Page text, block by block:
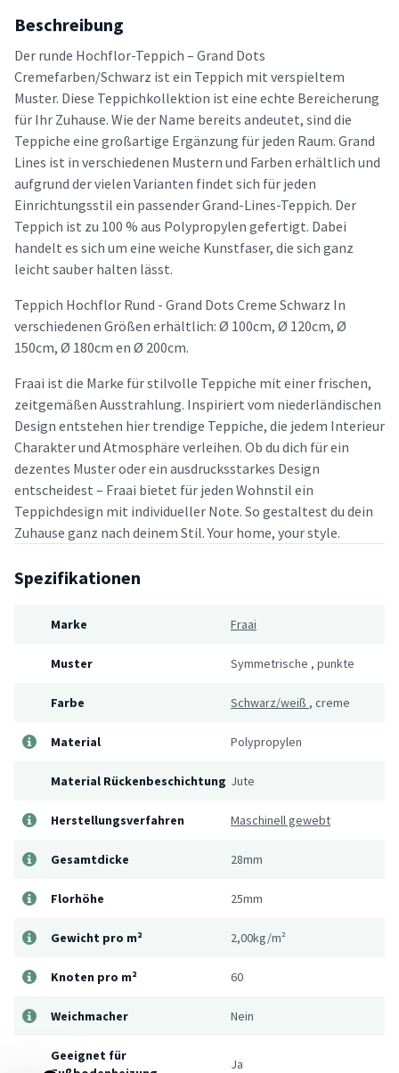
Beschreibung
Der runde Hochflor-Teppich – Grand Dots
Cremefarben/Schwarz ist ein Teppich mit verspieltem
Muster. Diese Teppichkollektion ist eine echte Bereicherung
für Ihr Zuhause. Wie der Name bereits andeutet, sind die
Teppiche eine großartige Ergänzung für jeden Raum. Grand
Lines ist in verschiedenen Mustern und Farben erhältlich und
aufgrund der vielen Varianten findet sich für jeden
Einrichtungsstil ein passender Grand-Lines-Teppich. Der
Teppich ist zu 100 % aus Polypropylen gefertigt. Dabei
handelt es sich um eine weiche Kunstfaser, die sich ganz
leicht sauber halten lässt.
Teppich Hochflor Rund - Grand Dots Creme Schwarz In
verschiedenen Größen erhältlich: Ø 100cm, Ø 120cm, Ø
150cm, Ø 180cm en Ø 200cm.
Fraai ist die Marke für stilvolle Teppiche mit einer frischen,
zeitgemäßen Ausstrahlung. Inspiriert vom niederländischen
Design entstehen hier trendige Teppiche, die jedem Interieur
Charakter und Atmosphäre verleihen. Ob du dich für ein
dezentes Muster oder ein ausdrucksstarkes Design
entscheidest – Fraai bietet für jeden Wohnstil ein
Teppichdesign mit individueller Note. So gestaltest du dein
Zuhause ganz nach deinem Stil. Your home, your style.
Spezifikationen
Marke Fraai
Muster Symmetrische , punkte
Farbe Schwarz/weiß , creme
Material Polypropylen
Material Rückenbeschichtung Jute
Herstellungsverfahren Maschinell gewebt
Gesamtdicke 28mm
Florhöhe 25mm
Gewicht pro m² 2,00kg/m²
Knoten pro m² 60
Weichmacher Nein
Geeignet für
Ja